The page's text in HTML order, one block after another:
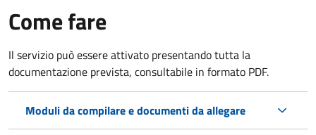
Come fare
Il servizio può essere attivato presentando tutta la
documentazione prevista, consultabile in formato PDF.
Moduli da compilare e documenti da allegare